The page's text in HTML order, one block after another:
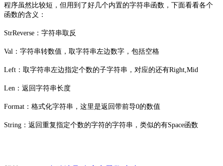
程序虽然比较短，但用到了好几个内置的字符串函数，下面看看各个
函数的含义：
StrReverse：字符串取反
Val：字符串转数值，取字符串左边数字，包括空格
Left：取字符串左边指定个数的子字符串，对应的还有Right,Mid
Len：返回字符串长度
Format：格式化字符串，这里是返回带前导0的数值
String：返回重复指定个数的字符的字符串，类似的有Space函数